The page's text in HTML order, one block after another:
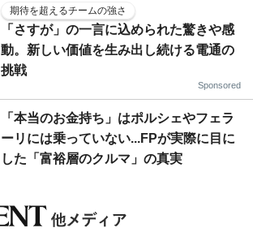
期待を超えるチームの強さ
「さすが」の一言に込められた驚きや感
動。新しい価値を生み出し続ける電通の
挑戦
Sponsored
「本当のお金持ち」はポルシェやフェラ
ーリには乗っていない...FPが実際に目に
した「富裕層のクルマ」の真実